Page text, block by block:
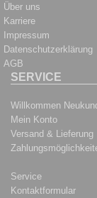
Über uns
Karriere
Impressum
Datenschutzerklärung
AGB
SERVICE
Willkommen
Mein Konto
Versand & Lieferung
Service
Kontaktformular